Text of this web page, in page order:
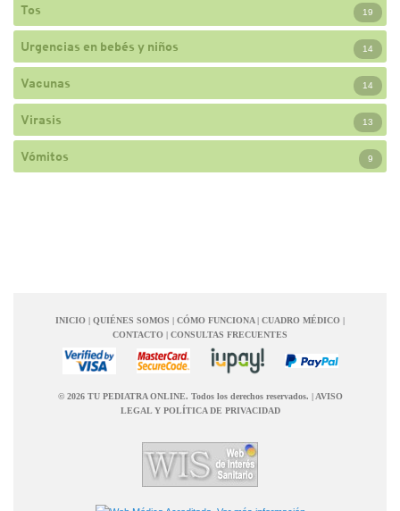
Tos 19
Urgencias en bebés y niños 14
Vacunas 14
Virasis 13
Vómitos 9
INICIO | QUIÉNES SOMOS | CÓMO FUNCIONA | CUADRO MÉDICO |
CONTACTO | CONSULTAS FRECUENTES
© 2026 TU PEDIATRA ONLINE. Todos los derechos reservados. | AVISO
LEGAL Y POLÍTICA DE PRIVACIDAD